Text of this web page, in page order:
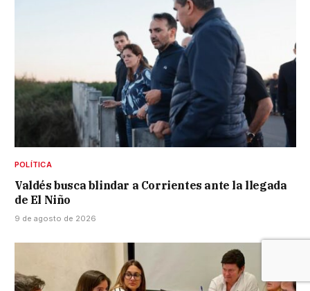
POLÍTICA
Valdés busca blindar a Corrientes ante la llegada
de El Niño
9 de agosto de 2026